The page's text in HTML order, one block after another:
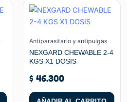
Antiparasitario y antipulgas
NEXGARD CHEWABLE 2-4
KGS X1 DOSIS
$ 46.300